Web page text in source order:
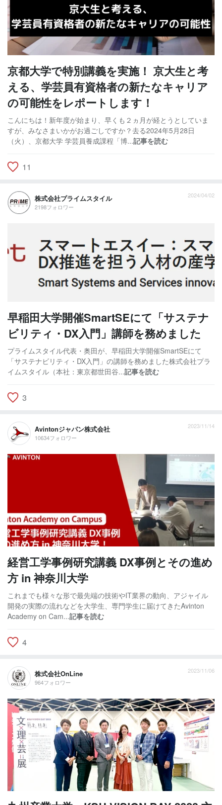
京都大学で特別講義を実施！ 京大生と考
える、学芸員有資格者の新たなキャリア
の可能性をレポートします！
こんにちは！新年度が始まり、早くも２ヵ月が経とうとしていま
すが、みなさまいかがお過ごしですか？去る2024年5月28日
（火）、京都大学 学芸員養成課程「博...記事を読む
11
株式会社プライムスタイル
2198フォロワー
2024/04/02
早稲田大学開催SmartSEにて「サステナ
ビリティ・DX入門」講師を務めました
プライムスタイル代表・奥田が、早稲田大学開催SmartSEにて
「サステナビリティ・DX入門」の講師を務めました株式会社プラ
イムスタイル（本社：東京都世田谷...記事を読む
3
Avintonジャパン株式会社
10634フォロワー
2023/11/14
経営工学事例研究講義 DX事例とその進め
方 in 神奈川大学
これまでも様々な形で最先端の技術やIT業界の動向、アジャイル
開発の実際の流れなどを大学生、専門学生に届けてきたAvinton
Academy on Cam...記事を読む
4
株式会社OnLine
964フォロワー
2023/11/06